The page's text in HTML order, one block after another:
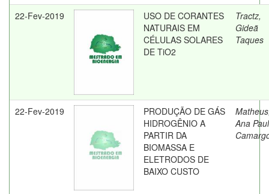
22-Fev-2019
USO DE CORANTES
NATURAIS EM
CÉLULAS SOLARES
DE TiO2
Tractz,
Gideã
Taques
22-Fev-2019
PRODUÇÃO DE GÁS
HIDROGÊNIO A
PARTIR DA
BIOMASSA E
ELETRODOS DE
BAIXO CUSTO
Ana